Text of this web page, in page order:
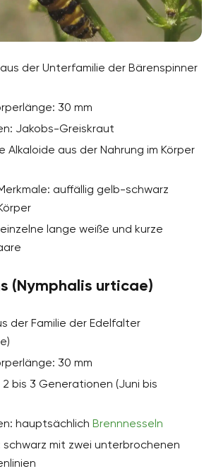
der Unterfamilie der Bärenspinner
30 mm
Jakobs-Greiskraut
aus der Nahrung im Körper
auffällig gelb-schwarz
lange weiße und kurze
(Nymphalis urticae)
der Familie der Edelfalter
30 mm
bis 3 Generationen (Juni bis
hauptsächlich Brennnesseln
mit zwei unterbrochenen